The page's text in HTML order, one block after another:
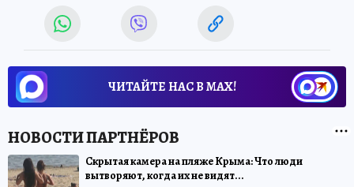
ЧИТАЙТЕ НАС В МАХ!
Скрытая камера на пляже Крыма: Что люди
вытворяют, когда их не видят...